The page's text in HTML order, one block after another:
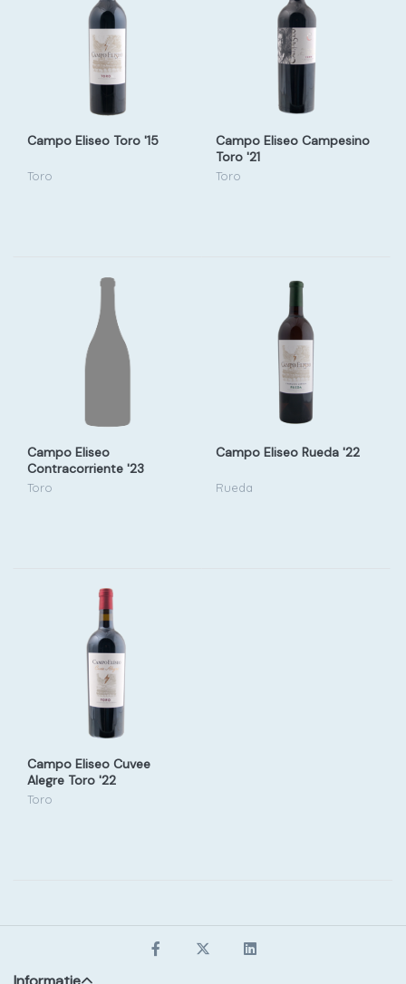
Campo Eliseo Toro '15
Toro
Campo Eliseo Campesino
Toro '21
Toro
Campo Eliseo
Contracorriente '23
Toro
Campo Eliseo Rueda '22
Rueda
Campo Eliseo Cuvee
Alegre Toro '22
Toro